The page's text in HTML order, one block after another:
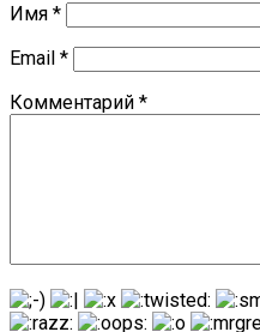
Имя *
Email *
Комментарий *